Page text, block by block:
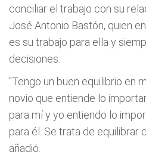
conciliar el trabajo con su
José Antonio Bastón, quien
es su trabajo para ella y
decisiones.
"Tengo un buen equilibrio en
novio que entiende lo
para mí y yo entiendo lo
para él. Se trata de equilibrar
añadió.